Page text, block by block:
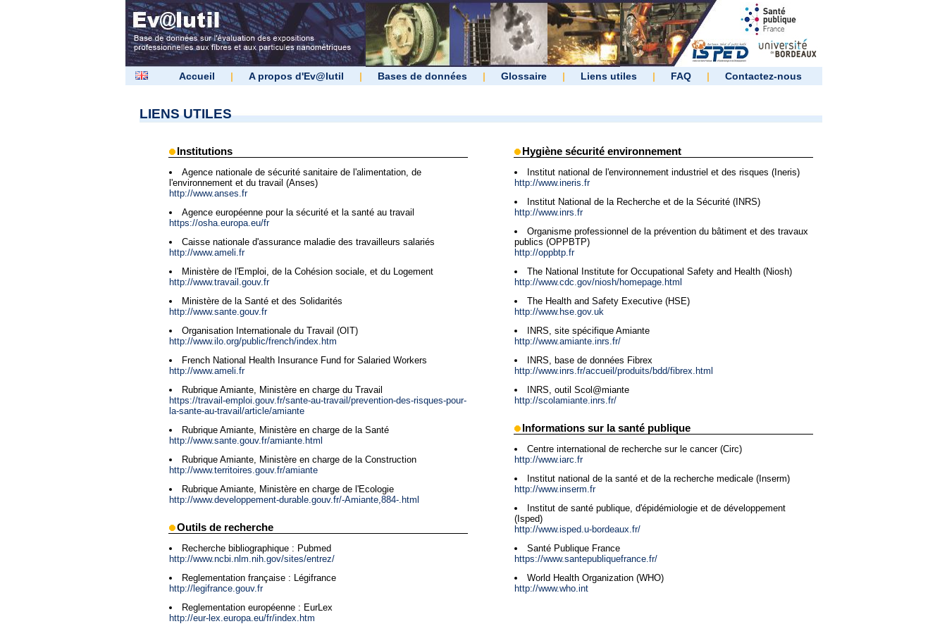
Accueil | A propos d'Ev@lutil | Bases de données | Glossaire | Liens utiles | FAQ | Contactez-nous
LIENS UTILES
Institutions
Agence nationale de sécurité sanitaire de l'alimentation, de
l'environnement et du travail (Anses)
http://www.anses.fr
Agence européenne pour la sécurité et la santé au travail
https://osha.europa.eu/fr
Caisse nationale d'assurance maladie des travailleurs salariés
http://www.ameli.fr
Ministère de l'Emploi, de la Cohésion sociale, et du Logement
http://www.travail.gouv.fr
Ministère de la Santé et des Solidarités
http://www.sante.gouv.fr
Organisation Internationale du Travail (OIT)
http://www.ilo.org/public/french/index.htm
French National Health Insurance Fund for Salaried Workers
http://www.ameli.fr
Rubrique Amiante, Ministère en charge du Travail
https://travail-emploi.gouv.fr/sante-au-travail/prevention-des-risques-pour-
la-sante-au-travail/article/amiante
Rubrique Amiante, Ministère en charge de la Santé
http://www.sante.gouv.fr/amiante.html
Rubrique Amiante, Ministère en charge de la Construction
http://www.territoires.gouv.fr/amiante
Rubrique Amiante, Ministère en charge de l'Ecologie
http://www.developpement-durable.gouv.fr/-Amiante,884-.html
Outils de recherche
Recherche bibliographique : Pubmed
http://www.ncbi.nlm.nih.gov/sites/entrez/
Reglementation française : Légifrance
http://legifrance.gouv.fr
Reglementation européenne : EurLex
http://eur-lex.europa.eu/fr/index.htm
Hygiène sécurité environnement
Institut national de l'environnement industriel et des risques (Ineris)
http://www.ineris.fr
Institut National de la Recherche et de la Sécurité (INRS)
http://www.inrs.fr
Organisme professionnel de la prévention du bâtiment et des travaux
publics (OPPBTP)
http://oppbtp.fr
The National Institute for Occupational Safety and Health (Niosh)
http://www.cdc.gov/niosh/homepage.html
The Health and Safety Executive (HSE)
http://www.hse.gov.uk
INRS, site spécifique Amiante
http://www.amiante.inrs.fr/
INRS, base de données Fibrex
http://www.inrs.fr/accueil/produits/bdd/fibrex.html
INRS, outil Scol@miante
http://scolamiante.inrs.fr/
Informations sur la santé publique
Centre international de recherche sur le cancer (Circ)
http://www.iarc.fr
Institut national de la santé et de la recherche medicale (Inserm)
http://www.inserm.fr
Institut de santé publique, d'épidémiologie et de développement
(Isped)
http://www.isped.u-bordeaux.fr/
Santé Publique France
https://www.santepubliquefrance.fr/
World Health Organization (WHO)
http://www.who.int